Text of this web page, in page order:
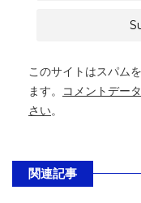
このサイトはスパム
ます。
コメントデー
さい。
関連記事